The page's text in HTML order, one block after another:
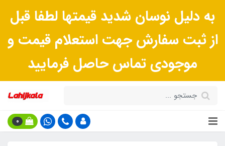
به دلیل نوسان شدید قیمتها لطفا قبل
از ثبت سفارش جهت استعلام قیمت و
موجودی تماس حاصل فرمایید
0